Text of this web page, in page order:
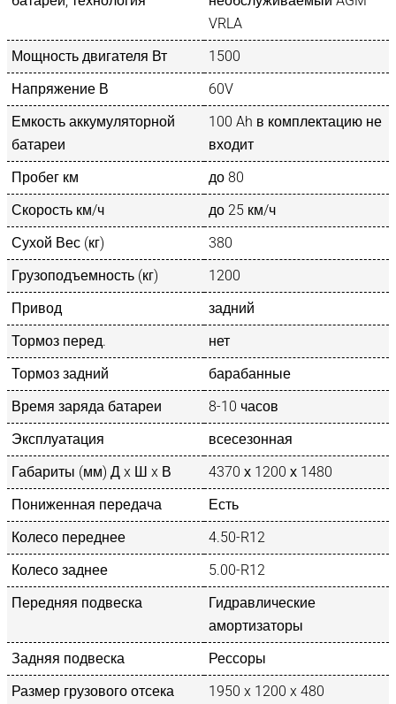
VRLA
Мощность двигателя Вт
1500
Напряжение В
60V
Емкость аккумуляторной
батареи
100 Ah в комплектацию не
входит
Пробег км
до 80
Скорость км/ч
до 25 км/ч
Сухой Вес (кг)
380
Грузоподъемность (кг)
1200
Привод
задний
Тормоз перед.
нет
Тормоз задний
барабанные
Время заряда батареи
8-10 часов
Эксплуатация
всесезонная
Габариты (мм) Д x Ш x В
4370 х 1200 х 1480
Пониженная передача
Есть
Колесо переднее
4.50-R12
Колесо заднее
5.00-R12
Передняя подвеска
Гидравлические
амортизаторы
Задняя подвеска
Рессоры
Размер грузового отсека
1950 x 1200 x 480